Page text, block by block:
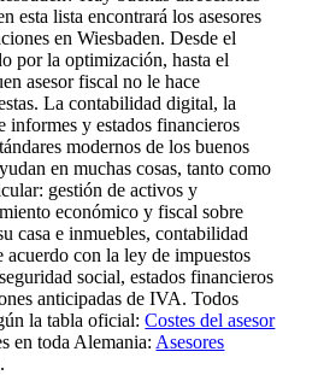
esta lista encontrará los asesores
en Wiesbaden. Desde el
por la optimización, hasta el
asesor fiscal no le hace
La contabilidad digital, la
informes y estados financieros
modernos de los buenos
en muchas cosas, tanto como
gestión de activos y
económico y fiscal sobre
casa e inmuebles, contabilidad
acuerdo con la ley de impuestos
social, estados financieros
anticipadas de IVA. Todos
la tabla oficial:Costes del asesor
en toda Alemania: Asesores